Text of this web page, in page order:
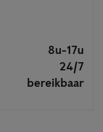
8u-17u
24/7
bereikbaar